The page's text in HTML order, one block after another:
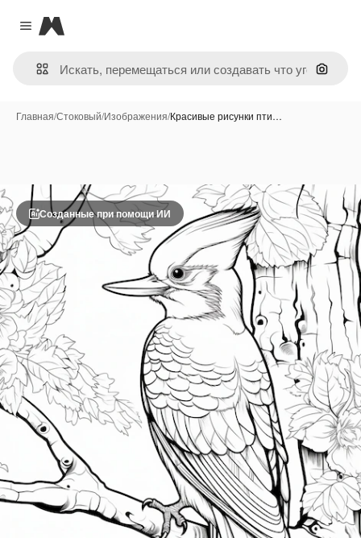
Close menu
Magnific
Поиск
Главная/Стоковый/Изображения/Красивые рисунки пти…
Созданные при помощи ИИ